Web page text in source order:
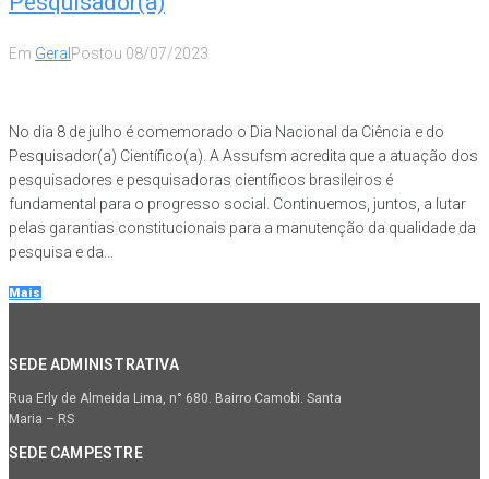
Em Geral Postou 08/07/2023
No dia 8 de julho é comemorado o Dia Nacional da Ciência e do
Pesquisador(a) Científico(a). A Assufsm acredita que a atuação dos
pesquisadores e pesquisadoras científicos brasileiros é
fundamental para o progresso social. Continuemos, juntos, a lutar
pelas garantias constitucionais para a manutenção da qualidade da
pesquisa e da...
Mais
SEDE ADMINISTRATIVA
Rua Erly de Almeida Lima, n° 680. Bairro Camobi. Santa
Maria – RS
SEDE CAMPESTRE